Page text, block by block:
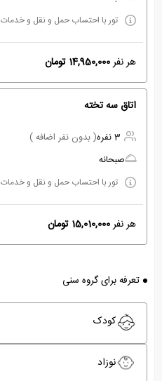
تور با احتساب حمل و نقل و خدمات
هر نفر14,950,000 تومان
اتاق سه تخته
3 نفره
( بدون نفر اضافه )
صبحانه
تور با احتساب حمل و نقل و خدمات
هر نفر15,010,000 تومان
تعرفه برای گروه سنی
کودک
نوزاد